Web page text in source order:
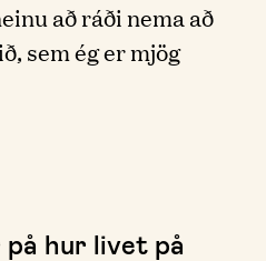
að ráði nema að
sem ég er mjög
hur livet på